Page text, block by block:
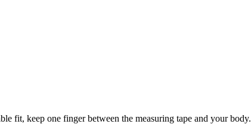
fit, keep one finger between the measuring tape and your body.